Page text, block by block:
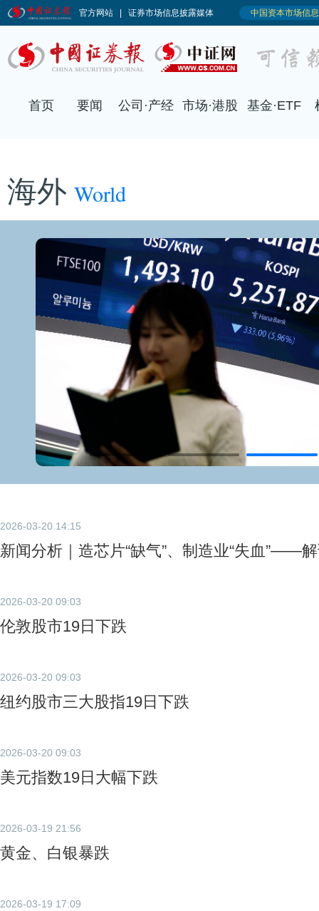
首页 要闻 公司·产经 市场·港股 基金·ETF
海外 World
2026-03-20 14:15
新闻分析｜造芯片“缺气”、制造业“失血”——
2026-03-20 09:03
伦敦股市19日下跌
2026-03-20 09:03
纽约股市三大股指19日下跌
2026-03-20 09:03
美元指数19日大幅下跌
2026-03-19 21:56
黄金、白银暴跌
2026-03-19 17:09